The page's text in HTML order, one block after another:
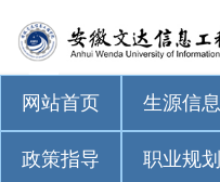
网站首页 生源信息
政策指导 职业规划